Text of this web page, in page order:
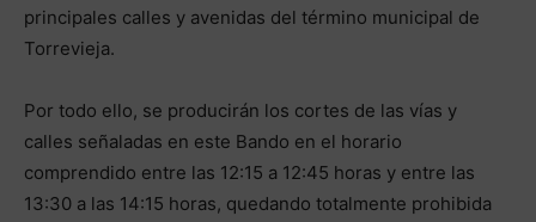
principales calles y avenidas del término municipal de
Torrevieja.
Por todo ello, se producirán los cortes de las vías y
calles señaladas en este Bando en el horario
comprendido entre las 12:15 a 12:45 horas y entre las
13:30 a las 14:15 horas, quedando totalmente prohibida